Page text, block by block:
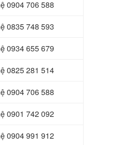
0904 706 588
0835 748 593
0934 655 679
0825 281 514
0904 706 588
0901 742 092
0904 991 912